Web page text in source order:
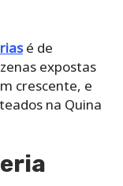
é de
expostas
crescente, e
na Quina